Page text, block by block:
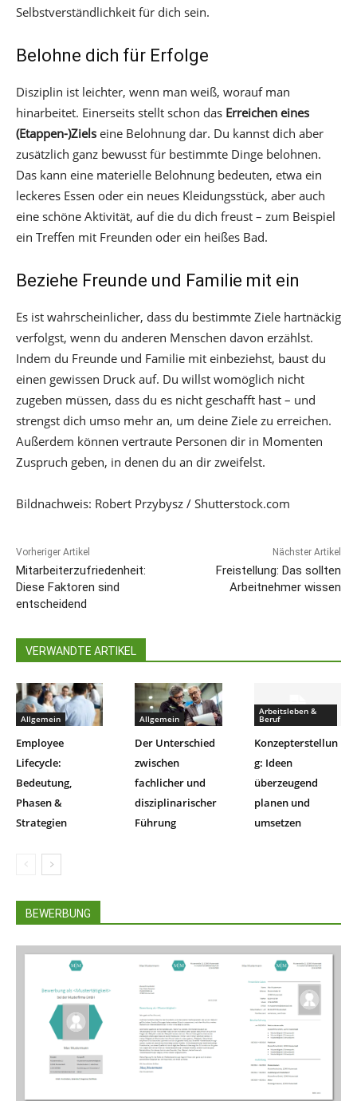
Selbstverständlichkeit für dich sein.
Belohne dich für Erfolge
Disziplin ist leichter, wenn man weiß, worauf man
hinarbeitet. Einerseits stellt schon das Erreichen eines
(Etappen-)Ziels eine Belohnung dar. Du kannst dich aber
zusätzlich ganz bewusst für bestimmte Dinge belohnen.
Das kann eine materielle Belohnung bedeuten, etwa ein
leckeres Essen oder ein neues Kleidungsstück, aber auch
eine schöne Aktivität, auf die du dich freust – zum Beispiel
ein Treffen mit Freunden oder ein heißes Bad.
Beziehe Freunde und Familie mit ein
Es ist wahrscheinlicher, dass du bestimmte Ziele hartnäckig
verfolgst, wenn du anderen Menschen davon erzählst.
Indem du Freunde und Familie mit einbeziehst, baust du
einen gewissen Druck auf. Du willst womöglich nicht
zugeben müssen, dass du es nicht geschafft hast – und
strengst dich umso mehr an, um deine Ziele zu erreichen.
Außerdem können vertraute Personen dir in Momenten
Zuspruch geben, in denen du an dir zweifelst.
Bildnachweis: Robert Przybysz / Shutterstock.com
Vorheriger Artikel
Mitarbeiterzufriedenheit:
Diese Faktoren sind
entscheidend
Nächster Artikel
Freistellung: Das sollten
Arbeitnehmer wissen
VERWANDTE ARTIKEL
Allgemein
Employee
Lifecycle:
Bedeutung,
Phasen &
Strategien
Allgemein
Der Unterschied
zwischen
fachlicher und
disziplinarischer
Führung
Arbeitsleben &
Beruf
Konzepterstellun
g: Ideen
überzeugend
planen und
umsetzen
BEWERBUNG